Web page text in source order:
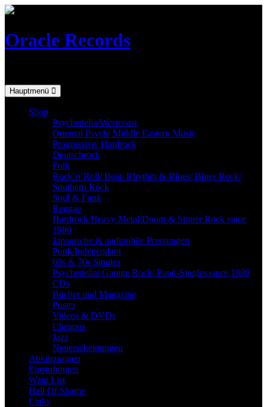
Skip
Oracle Records
Hauptmenü
Shop
Psychedelia/Westcoast
Oriental Psych/ Middle Eastern Music
Progressive/ Hardrock
Deutschrock
Folk
Rock’n’Roll/ Beat/ Rhythm & Blues/ Blues Rock/
Southern Rock
Soul & Funk
Reggae
Hardrock/Heavy Metal/Doom & Stoner Rock since
1980
Japanische & audiophile Pressungen
Punk/Independant
60s & 70s Singles
Psychedelia/ Garage Rock/ Punk-Singles since 1980
CDs
Bücher und Magazine
Poster
Videos & DVDs
Cheapos
Jazz
Neuerscheinungen
Abkürzungen
Einstufungen
Want List
Hall Of Shame
Links